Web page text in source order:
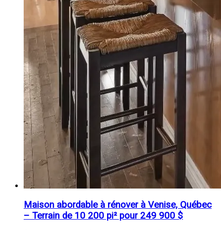
Maison abordable à rénover à Venise, Québec
– Terrain de 10 200 pi² pour 249 900 $